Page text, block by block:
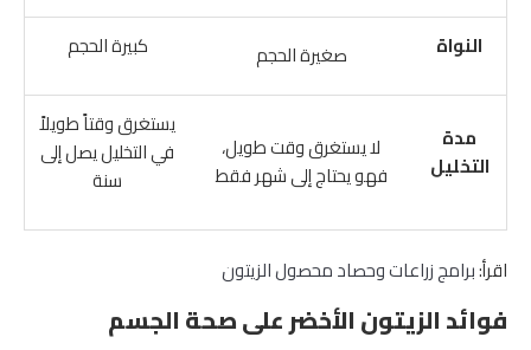
النواة صغيرة الحجم كبيرة الحجم
مدة
التخليل
لا يستغرق وقت طويل،
فهو يحتاج إلى شهر فقط
يستغرق وقتاً طويلاً
في التخليل يصل إلى
سنة
اقرأ:برامج زراعات وحصاد محصول الزيتون
فوائد الزيتون الأخضر على صحة الجسم